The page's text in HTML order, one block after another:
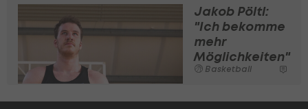
Jakob Pöltl:
"Ich bekomme
mehr
Möglichkeiten"
Basketball